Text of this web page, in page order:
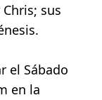
sus
el Sábado
en la